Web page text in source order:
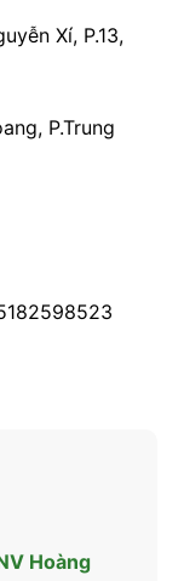
Xí, P.13,
P.Trung
Hoàng